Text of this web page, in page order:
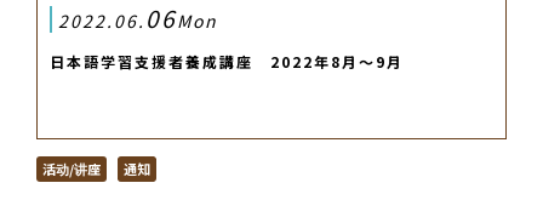
2022.06. 06Mon
日本語学習支援者養成講座 2022年8月～9月
活动/讲座 通知